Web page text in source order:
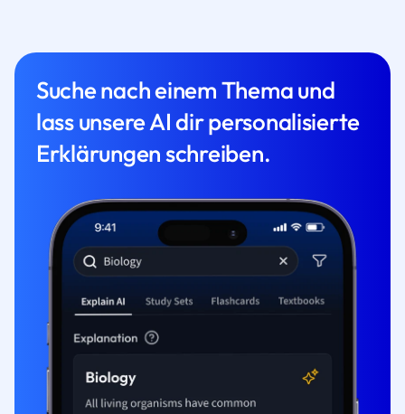
Suche nach einem Thema und
lass unsere AI dir personalisierte
Erklärungen schreiben.